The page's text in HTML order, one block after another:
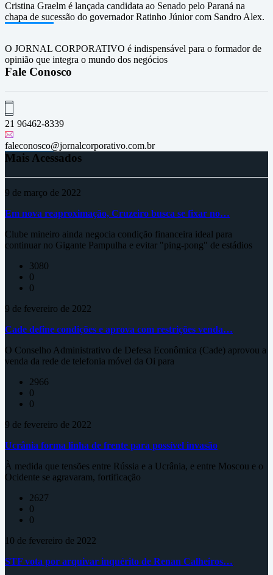
Cristina Graelm é lançada candidata ao Senado pelo Paraná na
chapa de sucessão do governador Ratinho Júnior com Sandro Alex.
O JORNAL CORPORATIVO é indispensável para o formador de
opinião que integra o mundo dos negócios
Fale Conosco
21 96462-8339
faleconosco@jornalcorporativo.com.br
Mais Acessados
9 de março de 2022
Em nova reaproximação, Cruzeiro busca se fixar no…
Clube mineiro ainda negocia condição financeira ideal para
continuar no Gigante Pampulha e evitar "ping-pong" de estádios
3080
0
0
9 de fevereiro de 2022
Cade define condições e aprova com restrições venda…
O Conselho Administrativo de Defesa Econômica (Cade) aprovou a
venda da rede de telefonia móvel da Oi para
2966
0
0
9 de fevereiro de 2022
Ucrânia forma linha de frente para possível invasão
À medida que tensões entre Rússia e a Ucrânia, e entre Moscou e o
Ocidente se agravaram, fortificação
2627
0
0
10 de fevereiro de 2022
STF vota por arquivar inquérito de Renan Calheiros…